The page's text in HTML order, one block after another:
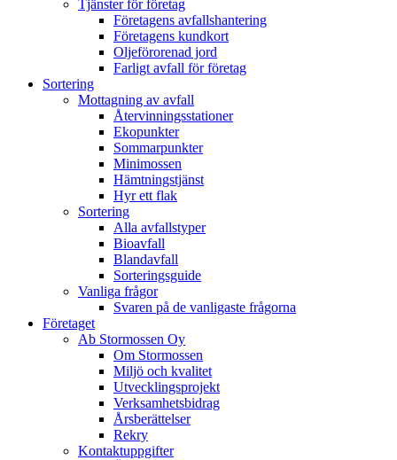
Tjänster för företag
Företagens avfallshantering
Företagens kundkort
Oljeförorenad jord
Farligt avfall för företag
Sortering
Mottagning av avfall
Återvinningsstationer
Ekopunkter
Sommarpunkter
Minimossen
Hämtningstjänst
Hyr ett flak
Sortering
Alla avfallstyper
Bioavfall
Blandavfall
Sorteringsguide
Vanliga frågor
Svaren på de vanligaste frågorna
Företaget
Ab Stormossen Oy
Om Stormossen
Miljö och kvalitet
Utvecklingsprojekt
Verksamhetsbidrag
Årsberättelser
Rekry
Kontaktuppgifter